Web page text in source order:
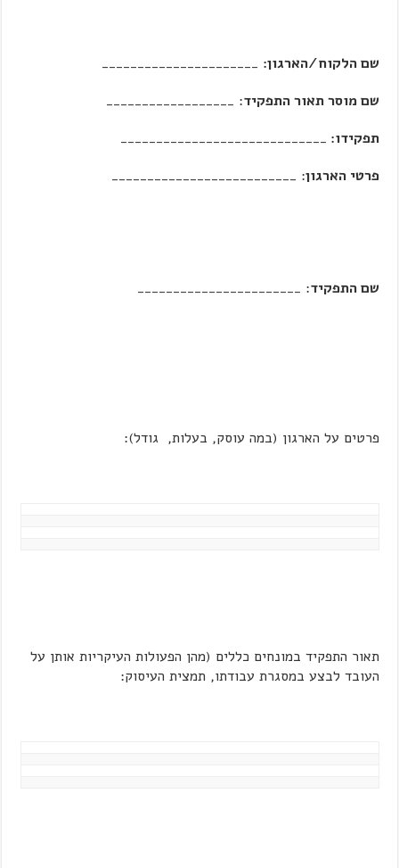
שם הלקוח/הארגון: ______________________
שם מוסר תאור התפקיד: __________________
תפקידו: _____________________________
פרטי הארגון: __________________________
שם התפקיד: _______________________
פרטים על הארגון (במה עוסק, בעלות, גודל):
תאור התפקיד במונחים כללים (מהן הפעולות העיקריות אותן על
העובד לבצע במסגרת עבודתו, תמצית העיסוק: